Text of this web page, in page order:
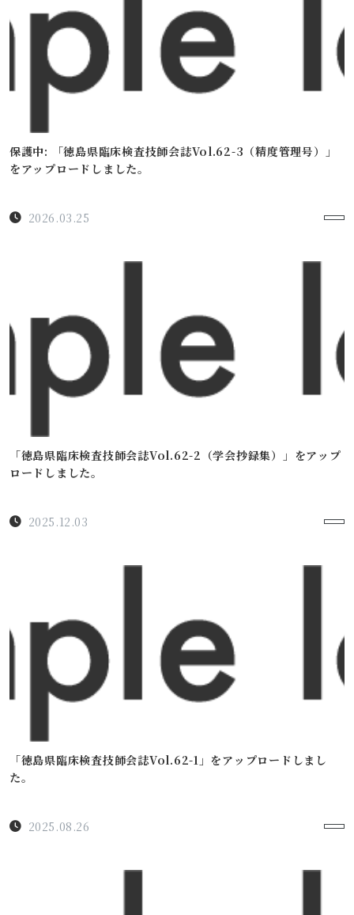
保護中: 「徳島県臨床検査技師会誌Vol.62-3（精度管理号）」
をアップロードしました。
2026.03.25
「徳島県臨床検査技師会誌Vol.62-2（学会抄録集）」をアップ
ロードしました。
2025.12.03
「徳島県臨床検査技師会誌Vol.62-1」をアップロードしまし
た。
2025.08.26